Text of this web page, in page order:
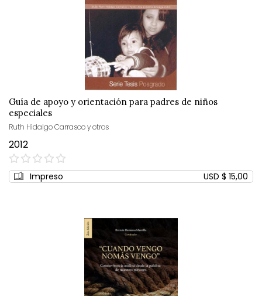
Guía de apoyo y orientación para padres de niños
especiales
Ruth Hidalgo Carrasco y otros
2012
0%
Impreso USD $ 15,00